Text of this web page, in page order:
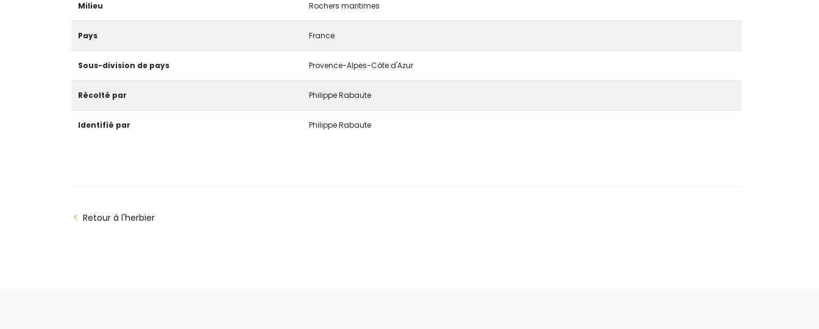
Milieu Rochers maritimes
Pays France
Sous-division de pays Provence-Alpes-Côte d'Azur
Récolté par Philippe Rabaute
Identifié par Philippe Rabaute
Retour à l'herbier